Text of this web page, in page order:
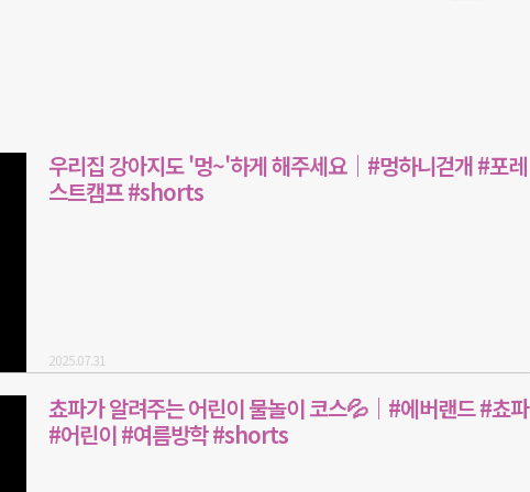
우리집 강아지도 '멍~'하게 해주세요｜#멍하니걷개 #포레
스트캠프 #shorts
2025.07.31
쵸파가 알려주는 어린이 물놀이 코스💦｜#에버랜드 #쵸파
#어린이 #여름방학 #shorts